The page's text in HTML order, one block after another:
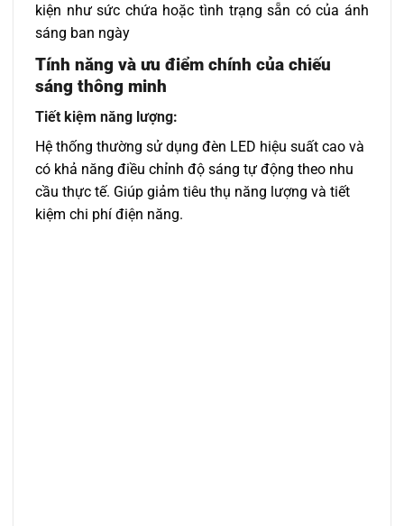
kiện như sức chứa hoặc tình trạng sẵn có của ánh
sáng ban ngày
Tính năng và ưu điểm chính của chiếu
sáng thông minh
Tiết kiệm năng lượng:
Hệ thống thường sử dụng đèn LED hiệu suất cao và
có khả năng điều chỉnh độ sáng tự động theo nhu
cầu thực tế. Giúp giảm tiêu thụ năng lượng và tiết
kiệm chi phí điện năng.